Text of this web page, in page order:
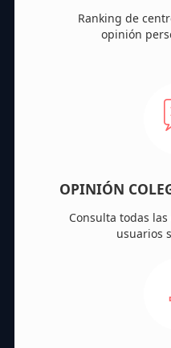
Ranking de
opinión
OPINIÓN
Consulta todas
usuarios